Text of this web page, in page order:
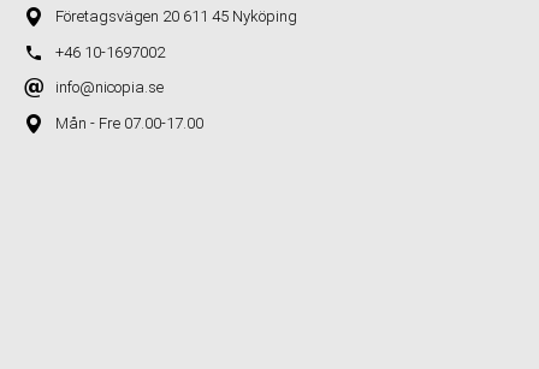
Företagsvägen 20 611 45 Nyköping
+46 10-1697002
info@nicopia.se
Mån - Fre 07.00-17.00